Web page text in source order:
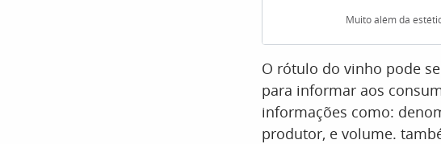
Muito além da
O rótulo do vinho pode
para informar aos
informações como:
produtor, e volume.